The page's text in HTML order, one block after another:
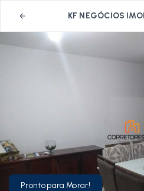
KF NEGÓCIOS
Pronto para Morar!